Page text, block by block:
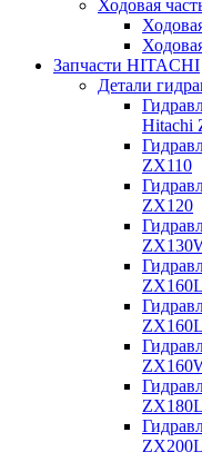
Ходовая
Запчасти HITACHI
Детали
Hitachi
ZX110
ZX120